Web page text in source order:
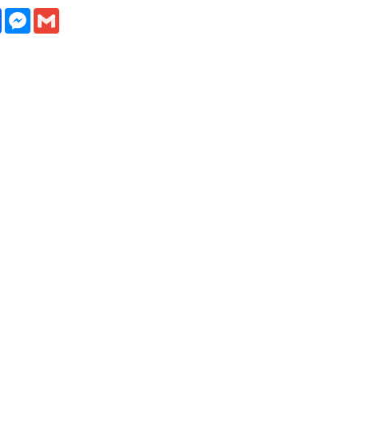
FacebookMessenger
Gmail